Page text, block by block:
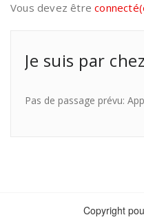
Vous devez être
Je suis par
Pas de passage prévu:
Copyright